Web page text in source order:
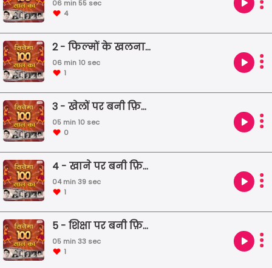
में हम आपके लिए फ़िल्मी जगत से जुडी बहुत सी मज़ेदार
बातें लेकर आए हैं।
06 min 55 sec
4
2 - फिल्मों के खलनायक
06 min 10 sec
1
3 - खेलों पर बनी फ़िल्में
05 min 10 sec
0
4 - खाने पर बनी फ़िल्में
04 min 39 sec
1
5 - शिक्षा पर बनी फ़िल्में
05 min 33 sec
1